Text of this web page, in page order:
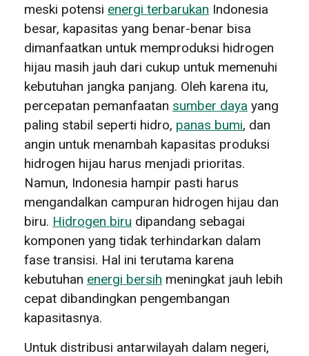
meski potensi energi terbarukan Indonesia
besar, kapasitas yang benar-benar bisa
dimanfaatkan untuk memproduksi hidrogen
hijau masih jauh dari cukup untuk memenuhi
kebutuhan jangka panjang. Oleh karena itu,
percepatan pemanfaatan sumber daya yang
paling stabil seperti hidro, panas bumi, dan
angin untuk menambah kapasitas produksi
hidrogen hijau harus menjadi prioritas.
Namun, Indonesia hampir pasti harus
mengandalkan campuran hidrogen hijau dan
biru. Hidrogen biru dipandang sebagai
komponen yang tidak terhindarkan dalam
fase transisi. Hal ini terutama karena
kebutuhan energi bersih meningkat jauh lebih
cepat dibandingkan pengembangan
kapasitasnya.
Untuk distribusi antarwilayah dalam negeri,